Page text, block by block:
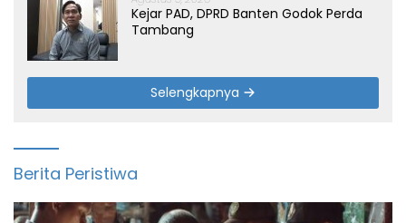
Kejar PAD, DPRD Banten Godok Perda
Tambang
Selengkapnya
Berita Peristiwa